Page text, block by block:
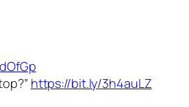
https://bit.ly/3h4auLZ